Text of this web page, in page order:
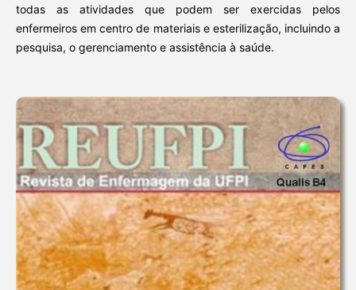
todas as atividades que podem ser exercidas pelos
enfermeiros em centro de materiais e esterilização, incluindo a
pesquisa, o gerenciamento e assistência à saúde.